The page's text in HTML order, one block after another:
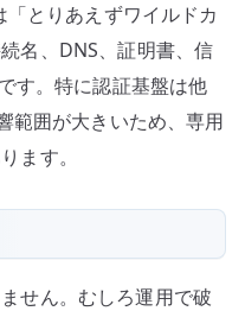
とりあえずワイルドカ
名、DNS、証明書、信
す。特に認証基盤は他
範囲が大きいため、専用
ます。
せん。むしろ運用で破